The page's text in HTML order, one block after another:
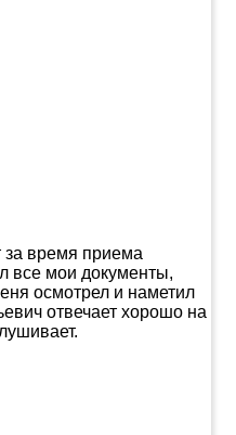
за время приема
все мои документы,
осмотрел и наметил
отвечает хорошо на